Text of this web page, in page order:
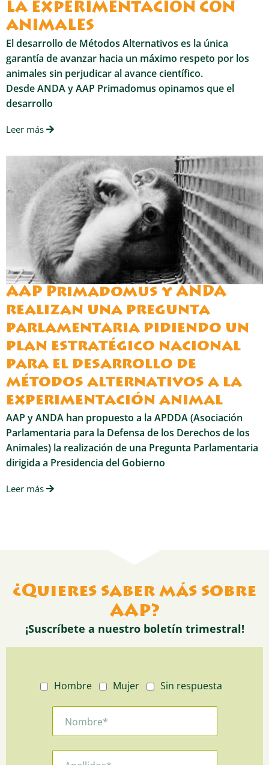
LA EXPERIMENTACIÓN CON
ANIMALES
El desarrollo de Métodos Alternativos es la única
garantía de avanzar hacia un máximo respeto por los
animales sin perjudicar al avance científico.
Desde ANDA y AAP Primadomus opinamos que el
desarrollo
Leer más
AAP Primadomus y ANDA
realizan una pregunta
parlamentaria pidiendo un
plan estratégico nacional
para el desarrollo de
métodos alternativos a la
experimentación animal
AAP y ANDA han propuesto a la APDDA (Asociación
Parlamentaria para la Defensa de los Derechos de los
Animales) la realización de una Pregunta Parlamentaria
dirigida a Presidencia del Gobierno
Leer más
¿Quieres saber más sobre
AAP?
¡Suscríbete a nuestro boletín trimestral!
Hombre Mujer Sin respuesta